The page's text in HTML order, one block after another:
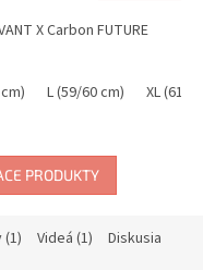
X Carbon FUTURE
L (59/60 cm) XL (61/
PRODUKTY
Videá (1) Diskusia